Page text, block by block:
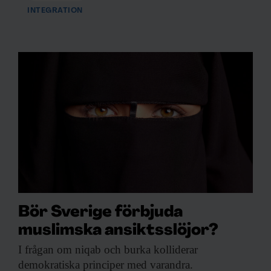
INTEGRATION
Bör Sverige förbjuda
muslimska ansiktsslöjor?
I frågan om niqab och burka kolliderar
demokratiska principer med varandra.